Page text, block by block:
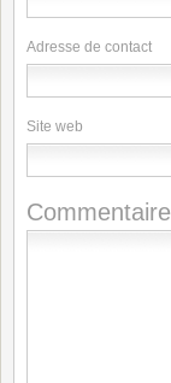
Adresse de contact
Site web
Commentaire